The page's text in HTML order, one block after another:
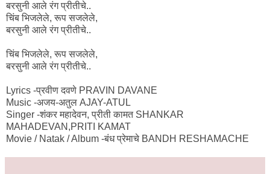
बरसुनी आले रंग प्रीतीचे..
चिंब भिजलेले, रूप सजलेले,
बरसुनी आले रंग प्रीतीचे..
चिंब भिजलेले, रूप सजलेले,
बरसुनी आले रंग प्रीतीचे..
Lyrics -प्रवीण दवणे PRAVIN DAVANE
Music -अजय-अतुल AJAY-ATUL
Singer -शंकर महादेवन, प्रीती कामत SHANKAR
MAHADEVAN,PRITI KAMAT
Movie / Natak / Album -बंध प्रेमाचे BANDH RESHAMACHE